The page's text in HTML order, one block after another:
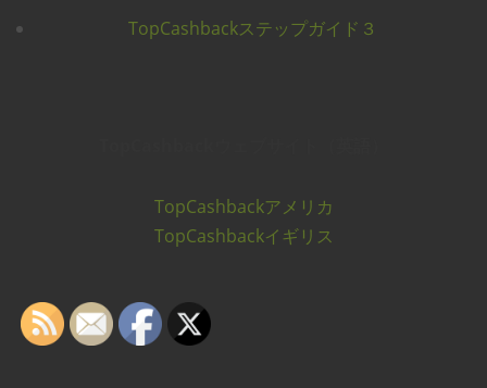
TopCashbackステップガイド３
TopCashbackアメリカ
TopCashbackイギリス